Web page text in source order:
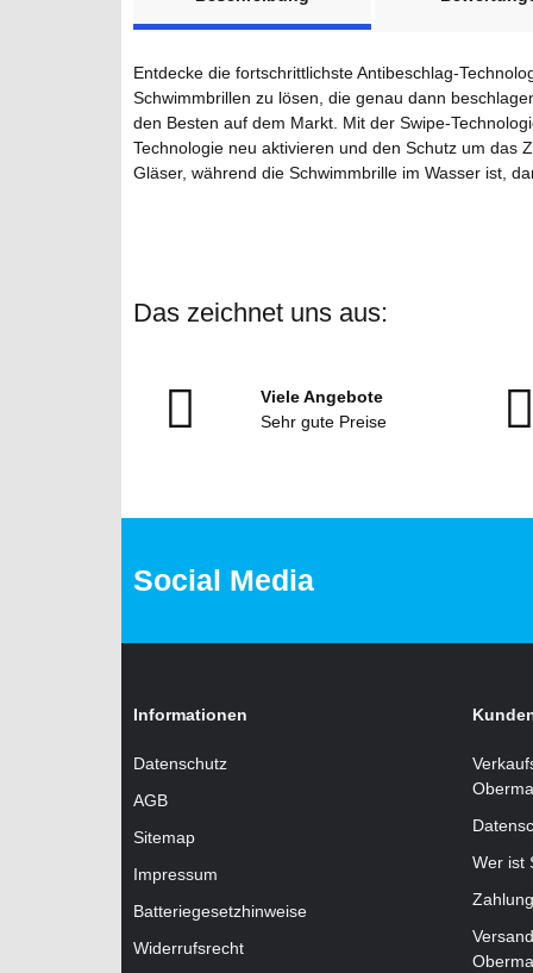
Entdecke die fortschrittlichste Antibeschlag-
Schwimmbrillen zu lösen, die genau dann
den Besten auf dem Markt. Mit der Swipe-
Technologie neu aktivieren und den Schutz um das
Gläser, während die Schwimmbrille im Wasser ist,
Das zeichnet uns aus:
Viele Angebote
Sehr gute Preise
Social Media
Informationen
Datenschutz
AGB
Sitemap
Impressum
Batteriegesetzhinweise
Widerrufsrecht
Wer ist